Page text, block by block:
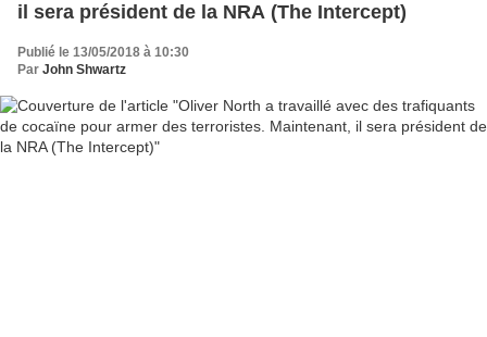
il sera président de la NRA (The Intercept)
Publié le 13/05/2018 à 10:30
Par John Shwartz